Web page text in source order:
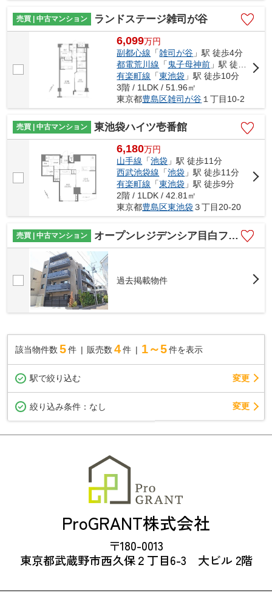
売買 | 中古マンション ランドステージ雑司が谷
6,099万円
副都心線 「雑司が谷 」駅 徒歩4分
都電荒川線 「鬼子母神前 」駅 徒歩4分
有楽町線 「東池袋 」駅 徒歩10分
3階 / 1LDK / 51.96㎡
東京都豊島区雑司が谷 １丁目10-2
売買 | 中古マンション 東池袋ハイツ壱番館
6,180万円
山手線 「池袋 」駅 徒歩11分
西武池袋線 「池袋 」駅 徒歩11分
有楽町線 「東池袋 」駅 徒歩9分
2階 / 1LDK / 42.81㎡
東京都豊島区東池袋３丁目20-20
売買 | 中古マンション オープンレジデンシア目白フロントコート
過去掲載物件
該当物件数 5件 販売数 4 件 1～5 件を表示
駅で絞り込む 変更
絞り込み条件： なし 変更
ProGRANT株式会社
〒180-0013
東京都武蔵野市西久保２丁目6-3 大ビル 2階